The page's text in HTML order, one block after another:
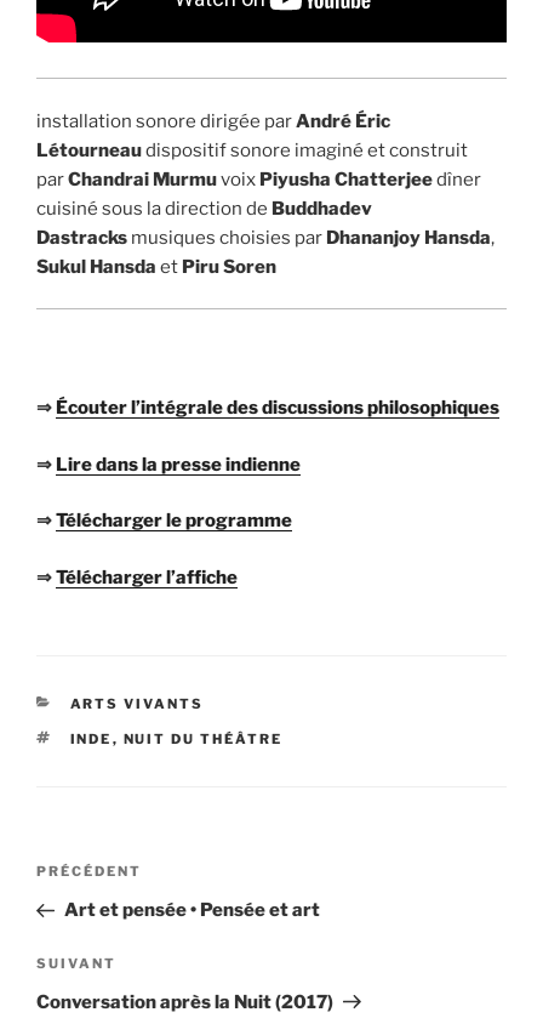
installation sonore dirigée parAndré Éric
Létourneaudispositif sonore imaginé et construit
parChandrai Murmuvoix Piyusha Chatterjeedîner
cuisiné sous la direction de Buddhadev
Dastracks musiques choisies par Dhananjoy Hansda,
Sukul Hansda et Piru Soren
⇒ Écouter l’intégrale des discussions philosophiques
⇒ Lire dans la presse indienne
⇒Télécharger le programme
⇒Télécharger l’affiche
CATÉGORIES
ARTS VIVANTS
ÉTIQUETTES
INDE , NUIT DU THÉÂTRE
Navigation
l’article
Article
précédent
PRÉCÉDENT
Art et pensée • Pensée et art
Article
suivant
SUIVANT
Conversation après la Nuit (2017)